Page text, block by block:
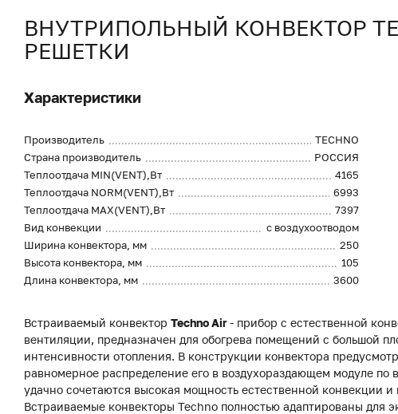
ВНУТРИПОЛЬНЫЙ КОНВЕКТОР
РЕШЕТКИ
Характеристики
Производитель
TECHNO
Страна производитель
РОССИЯ
Теплоотдача MIN(VENT),Вт
4165
Теплоотдача NORM(VENT),Вт
6993
Теплоотдача MAX(VENT),Вт
7397
Вид конвекции
с воздухоотводом
Ширина конвектора, мм
250
Высота конвектора, мм
105
Длина конвектора, мм
3600
Встраиваемый конвектор Techno Air- прибор с естественной
вентиляции, предназначен для обогрева помещений с большой
интенсивности отопления. В конструкции конвектора
равномерное распределение его в воздухораздающем модуле по
удачно сочетаются высокая мощность естественной конвекции и
Встраиваемые конвекторы Techno полностью адаптированы для